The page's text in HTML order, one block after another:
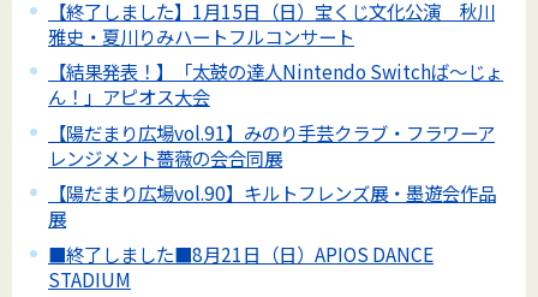
【終了しました】1月15日（日）宝くじ文化公演 秋川
雅史・夏川りみハートフルコンサート
【結果発表！】「太鼓の達人Nintendo Switchば～じょ
ん！」アピオス大会
【陽だまり広場vol.91】みのり手芸クラブ・フラワーア
レンジメント薔薇の会合同展
【陽だまり広場vol.90】キルトフレンズ展・墨遊会作品
展
■終了しました■8月21日（日）APIOS DANCE
STADIUM